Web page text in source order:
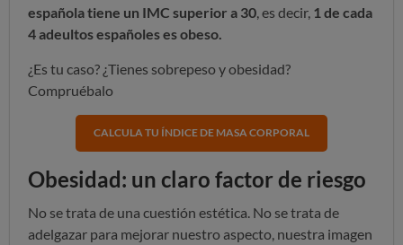
española tiene un IMC superior a 30 , es decir, 1 de cada
4 adeultos españoles es obeso.
¿Es tu caso? ¿Tienes sobrepeso y obesidad?
Compruébalo
CALCULA TU ÍNDICE DE MASA CORPORAL
Obesidad: un claro factor de riesgo
No se trata de una cuestión estética. No se trata de
adelgazar para mejorar nuestro aspecto, nuestra imagen